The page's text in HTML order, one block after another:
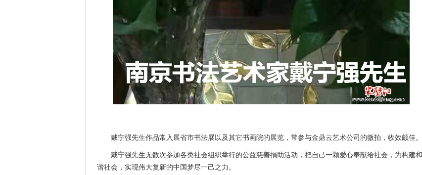
戴宁强先生作品常入展省市书法展以及其它书画院的展览，常参与金鼎云艺术公司的微拍，收效颇佳。
戴宁强先生无数次参加各类社会组织举行的公益慈善捐助活动，把自己一颗爱心奉献给社会，为构建和
谐社会，实现伟大复新的中国梦尽一己之力。